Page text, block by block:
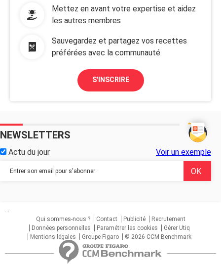
Mettez en avant votre expertise et aidez
les autres membres
Sauvegardez et partagez vos recettes
préférées avec la communauté
S'INSCRIRE
NEWSLETTERS
Actu du jour Voir un exemple
...
Qui sommes-nous ?
Contact Publicité
Recrutement
Données personnelles
Paramétrer les cookies
Gérer Utiq
Mentions légales
Groupe Figaro © 2026 CCM Benchmark